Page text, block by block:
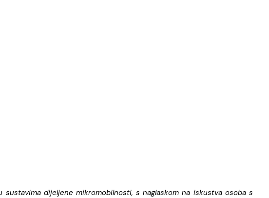
dijeljene mikromobilnosti, s naglaskom na iskustva osoba s